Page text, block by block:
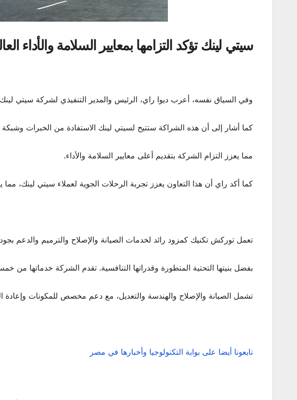
سيتي لينك تؤكد التزامها بمعايير السلامة والأداء
وفي السياق نفسه، أعرب ديوا راي، الرئيس والمدير التنفيذي لشركة سيتي
كما أشار إلى أن هذه الشراكة ستتيح لسيتي لينك الاستفادة من الخبرات
مما يعزز التزام الشركة بتقديم أعلى معايير السلامة والأداء.
كما أكد راي أن هذا التعاون يعزز تجربة الرحلات الجوية لعملاء سيتي لينك،
تعمل توركش تكنيك كمزود رائد لخدمات الصيانة والإصلاح والترميم والدعم
بفضل بنيتها التحتية المتطورة وقدراتها التنافسية. تقدم الشركة خدماتها من
تشمل الصيانة والإصلاح والهندسة والتعديل، مع دعم مخصص للمكونات وإعادة
تابعونا أيضا على بوابة التكنولوجيا وأخبارها في مصر